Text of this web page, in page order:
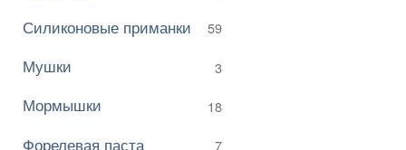
Силиконовые приманки 59
Мушки 3
Мормышки 18
Форелевая паста 7